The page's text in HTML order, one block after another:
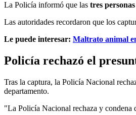
La Policía informó que las tres
Las autoridades recordaron que los
Le puede interesar: Maltrato animal
Policía rechazó el
Tras la captura, la Policía Nacional
departamento.
"La Policía Nacional rechaza y condena